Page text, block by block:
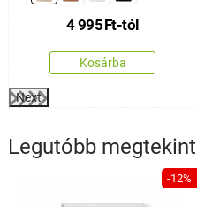
4 995Ft-tól
Kosárba
Next
Legutóbb
-12%